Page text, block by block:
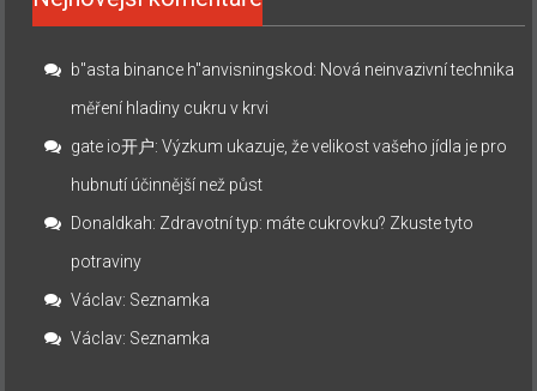
b"asta binance h"anvisningskod: Nová neinvazivní technika
měření hladiny cukru v krvi
gate io开户:Výzkum ukazuje, že velikost vašeho jídla je pro
hubnutí účinnější než půst
Donaldkah: Zdravotní typ: máte cukrovku? Zkuste tyto
potraviny
Václav: Seznamka
Václav: Seznamka